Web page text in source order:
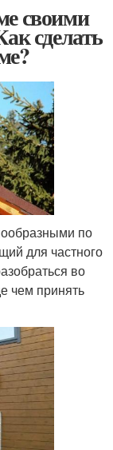
своими
сделать
по
для частного
во
чем принять